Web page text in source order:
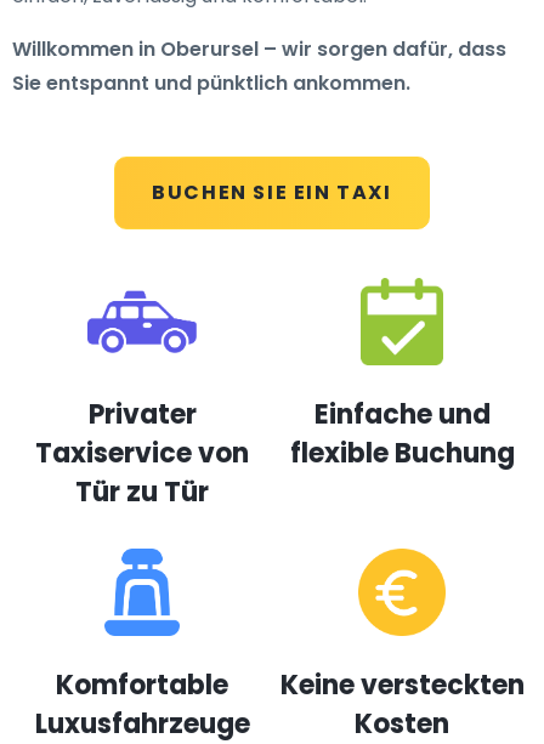
BUCHEN SIE EIN TAXI
Willkommen in Oberursel – wir sorgen dafür, dass
Sie entspannt und pünktlich ankommen.
Privater
Taxiservice von
Tür zu Tür
Einfache und
flexible Buchung
Komfortable
Luxusfahrzeuge
Keine versteckten
Kosten